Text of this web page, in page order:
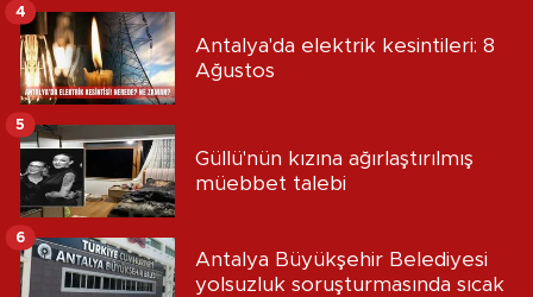
Antalya'da elektrik kesintileri: 8
Ağustos
4
Güllü'nün kızına ağırlaştırılmış
müebbet talebi
5
Antalya Büyükşehir Belediyesi
yolsuzluk soruşturmasında sıcak
6